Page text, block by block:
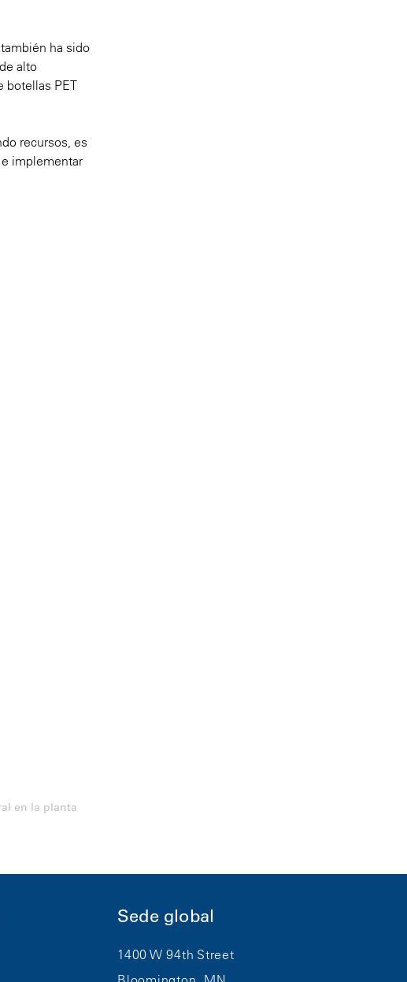
ha sido
alto
botellas PET
recursos, es
implementar
en la planta
Sede global
1400 W 94th Street